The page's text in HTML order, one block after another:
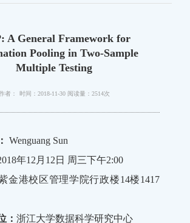
A General Framework for
Pooling in Two-Sample
Multiple Testing
者： 时间：2018-11-30 阅读量：2514次
Wenguang Sun
年12月12日 周三下午2:00
金港校区管理学院行政楼14楼1417
： 浙江大学数据科学研究中心